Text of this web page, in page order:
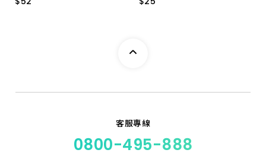
客服專線
0800-495-888